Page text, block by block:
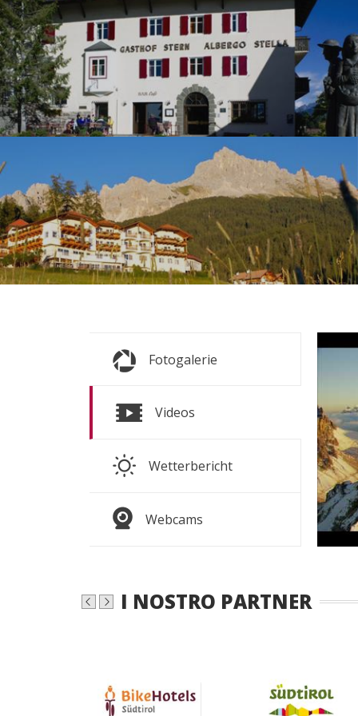
s
Fotogalerie
Videos
Wetterbericht
Webcams
AL
I NOSTRO PARTNER